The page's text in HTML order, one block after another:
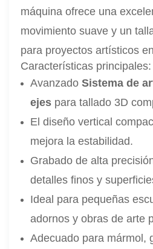
máquina ofrece una
movimiento suave y un
para proyectos artísticos
Características principales:
AvanzadoSistema de
ejes para tallado 3D
El diseño vertical
mejora la estabilidad.
Grabado de alta
detalles finos y
Ideal para pequeñas
adornos y obras de arte
Adecuado para mármol,